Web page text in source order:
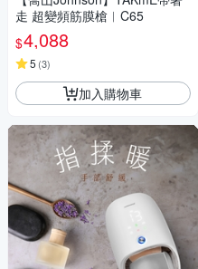
走 超變頻筋膜槍︱C65
$4,088
5 (3)
加入購物車